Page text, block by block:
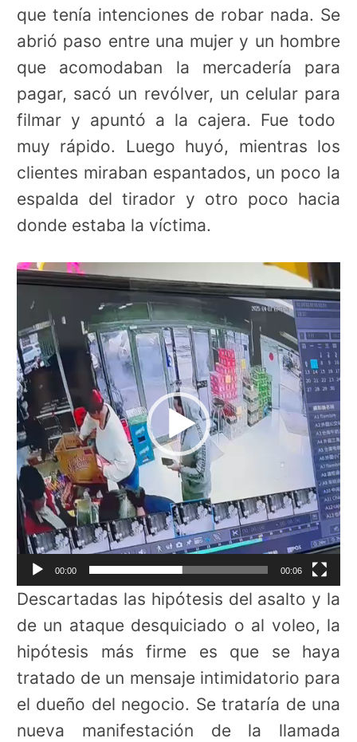
que tenía intenciones de robar nada. Se
abrió paso entre una mujer y un hombre
que acomodaban la mercadería para
pagar, sacó un revólver, un celular para
filmar y apuntó a la cajera. Fue todo
muy rápido. Luego huyó, mientras los
clientes miraban espantados, un poco la
espalda del tirador y otro poco hacia
donde estaba la víctima.
Reproductor
de
vídeo
00:00 00:06
Descartadas las hipótesis del asalto y la
de un ataque desquiciado o al voleo, la
hipótesis más firme es que se haya
tratado de un mensaje intimidatorio para
el dueño del negocio. Se trataría de una
nueva manifestación de la llamada